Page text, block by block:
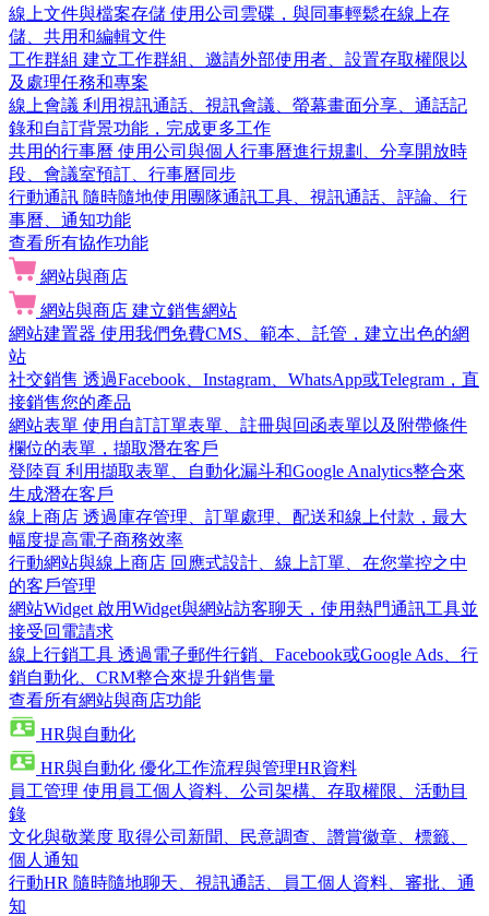
線上文件與檔案存儲 使用公司雲碟，與同事輕鬆在線上存
儲、共用和編輯文件
工作群組 建立工作群組、邀請外部使用者、設置存取權限以
及處理任務和專案
線上會議 利用視訊通話、視訊會議、螢幕畫面分享、通話記
錄和自訂背景功能，完成更多工作
共用的行事曆 使用公司與個人行事曆進行規劃、分享開放時
段、會議室預訂、行事曆同步
行動通訊 隨時隨地使用團隊通訊工具、視訊通話、評論、行
事曆、通知功能
查看所有協作功能
網站與商店
網站與商店 建立銷售網站
網站建置器 使用我們免費CMS、範本、託管，建立出色的網
站
社交銷售 透過Facebook、Instagram、WhatsApp或Telegram，直
接銷售您的產品
網站表單 使用自訂訂單表單、註冊與回函表單以及附帶條件
欄位的表單，擷取潛在客戶
登陸頁 利用擷取表單、自動化漏斗和Google Analytics整合來
生成潛在客戶
線上商店 透過庫存管理、訂單處理、配送和線上付款，最大
幅度提高電子商務效率
行動網站與線上商店 回應式設計、線上訂單、在您掌控之中
的客戶管理
網站Widget 啟用Widget與網站訪客聊天，使用熱門通訊工具並
接受回電請求
線上行銷工具 透過電子郵件行銷、Facebook或Google Ads、行
銷自動化、CRM整合來提升銷售量
查看所有網站與商店功能
HR與自動化
HR與自動化 優化工作流程與管理HR資料
員工管理 使用員工個人資料、公司架構、存取權限、活動目
錄
文化與敬業度 取得公司新聞、民意調查、讚賞徽章、標籤、
個人通知
行動HR 隨時隨地聊天、視訊通話、員工個人資料、審批、通
知